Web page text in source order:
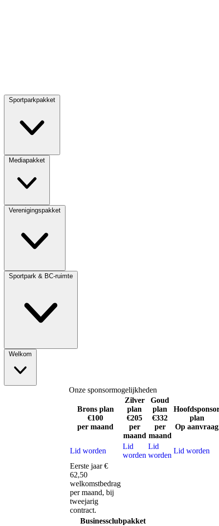
Sportparkpakket
Mediapakket
Verenigingspakket
Sportpark & BC-ruimte
Welkom
Onze sponsormogelijkheden
Brons plan
€100
per maand
Zilver
plan
€205
per
maand
Goud
plan
€332
per
maand
plan
Op aanvraag
Lid worden
Lid
worden
Lid
worden
Lid worden
Eerste jaar €
62,50
welkomstbedrag
per maand, bij
tweejarig
contract.
Businessclubpakket